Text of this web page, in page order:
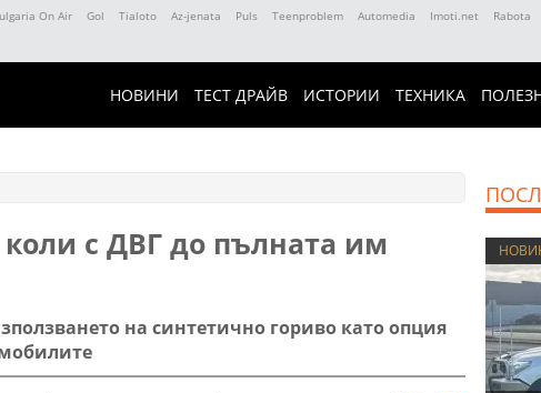
On Air Gol Tialoto Az-jenata Puls Teenproblem Automedia Imoti.net Rabota
НОВИНИ ТЕСТ ДРАЙВ ИСТОРИИ ТЕХНИКА
с ДВГ до пълната им
на синтетично гориво като опция